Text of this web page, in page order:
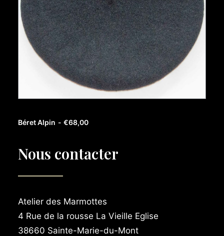
AJOUTER AU PANIER
Béret Alpin €68,00
Nous contacter
Atelier des Marmottes
4 Rue de la rousse La Vieille Eglise
38660 Sainte-Marie-du-Mont